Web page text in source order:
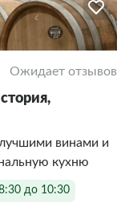
Ожидает отзывов
винами и
кухню
до 10:30